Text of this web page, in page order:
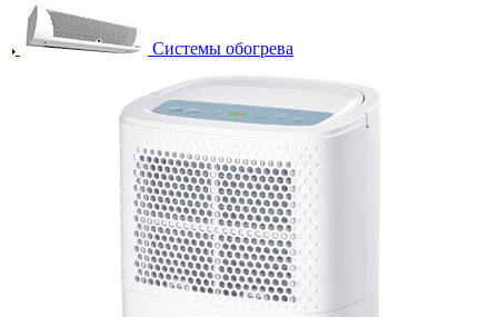
Системы обогрева